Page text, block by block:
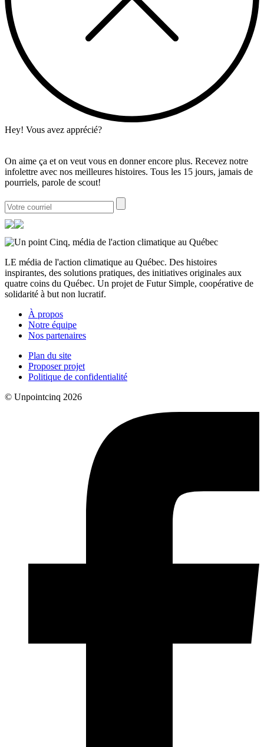
Hey! Vous avez apprécié?
On aime ça et on veut vous en donner encore plus. Recevez notre
infolettre avec nos meilleures histoires. Tous les 15 jours, jamais de
pourriels, parole de scout!
LE média de l'action climatique au Québec. Des histoires
inspirantes, des solutions pratiques, des initiatives originales aux
quatre coins du Québec. Un projet de Futur Simple, coopérative de
solidarité à but non lucratif.
À propos
Notre équipe
Nos partenaires
Plan du site
Proposer projet
Politique de confidentialité
© Unpointcinq 2026